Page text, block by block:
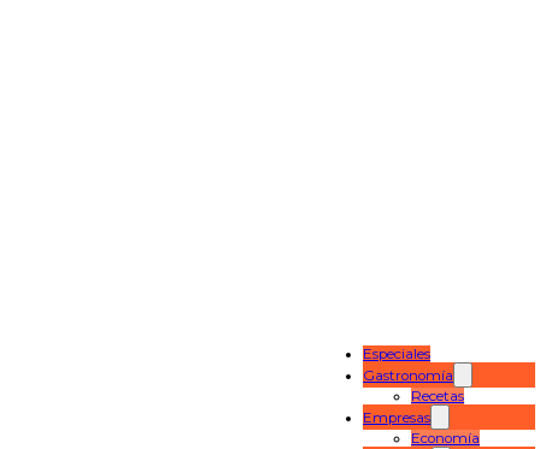
Especiales
Gastronomía
Recetas
Empresas
Economía